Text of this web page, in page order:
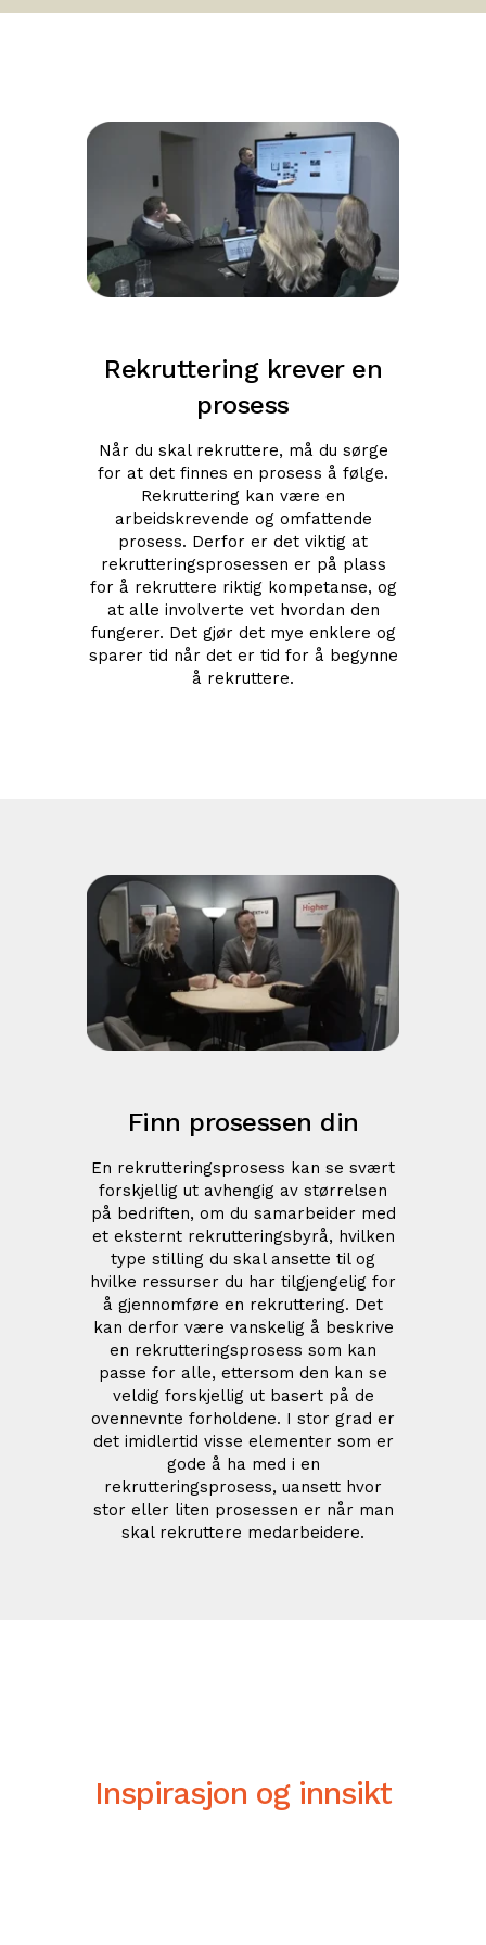
Rekruttering krever en
prosess
Når du skal rekruttere, må du sørge
for at det finnes en prosess å følge.
Rekruttering kan være en
arbeidskrevende og omfattende
prosess. Derfor er det viktig at
rekrutteringsprosessen er på plass
for å rekruttere riktig kompetanse, og
at alle involverte vet hvordan den
fungerer. Det gjør det mye enklere og
sparer tid når det er tid for å begynne
å rekruttere.
Finn prosessen din
En rekrutteringsprosess kan se svært
forskjellig ut avhengig av størrelsen
på bedriften, om du samarbeider med
et eksternt rekrutteringsbyrå, hvilken
type stilling du skal ansette til og
hvilke ressurser du har tilgjengelig for
å gjennomføre en rekruttering. Det
kan derfor være vanskelig å beskrive
en rekrutteringsprosess som kan
passe for alle, ettersom den kan se
veldig forskjellig ut basert på de
ovennevnte forholdene. I stor grad er
det imidlertid visse elementer som er
gode å ha med i en
rekrutteringsprosess, uansett hvor
stor eller liten prosessen er når man
skal rekruttere medarbeidere.
Inspirasjon og innsikt